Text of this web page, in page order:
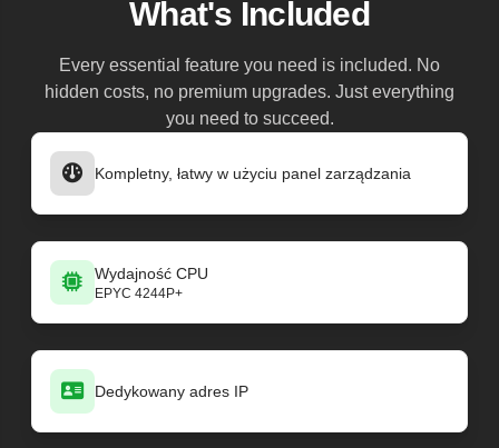
What's Included
Every essential feature you need is included. No
hidden costs, no premium upgrades. Just everything
you need to succeed.
Kompletny, łatwy w użyciu panel zarządzania
Wydajność CPU
EPYC 4244P+
Dedykowany adres IP